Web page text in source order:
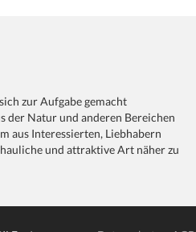
zur Aufgabe gemacht
der Natur und anderen Bereichen
aus Interessierten, Liebhabern
und attraktive Art näher zu